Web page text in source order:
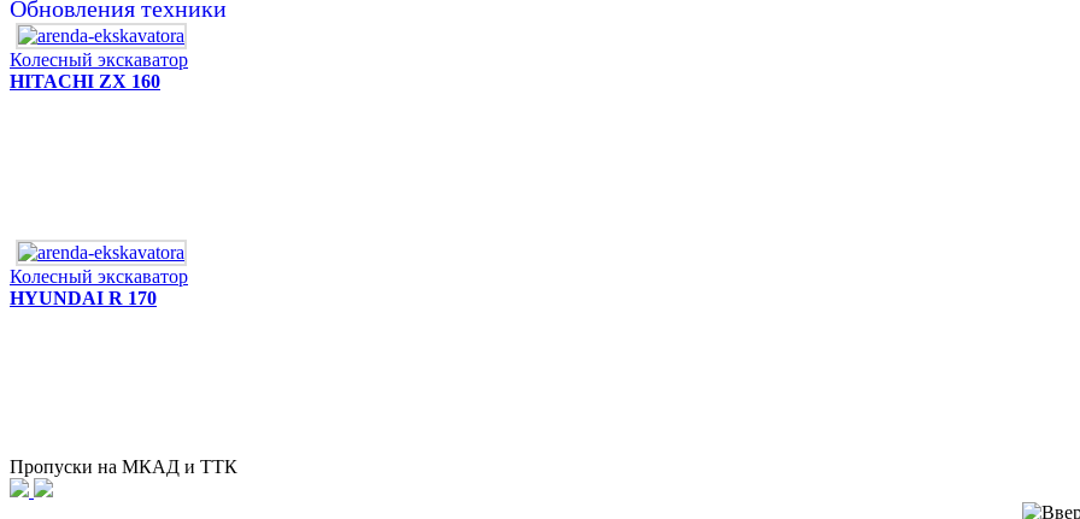
Обновления техники
Колесный экскаватор
HITACHI ZX 160
Колесный экскаватор
HYUNDAI R 170
Пропуски на МКАД и ТТК